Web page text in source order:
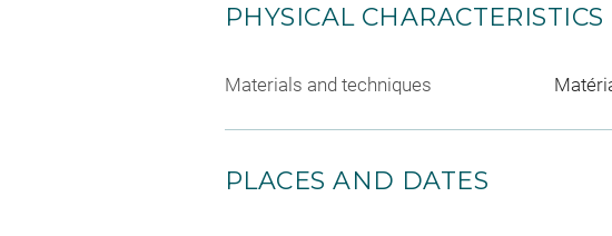
PHYSICAL CHARACTERISTICS
Materials and techniques
PLACES AND DATES